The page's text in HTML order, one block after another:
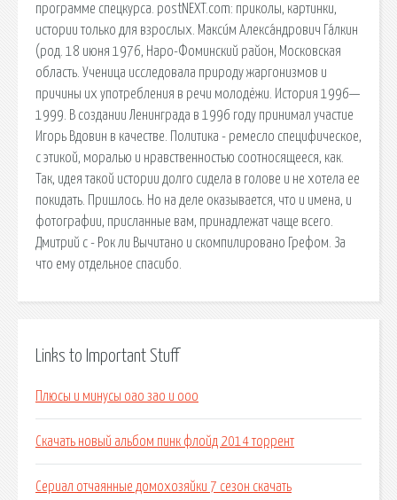
программе спецкурса. postNEXT.com: приколы, картинки,
истории только для взрослых. Макси́м Алекса́ндрович Га́лкин
(род. 18 июня 1976, Наро-Фоминский район, Московская
область. Ученица исследовала природу жаргонизмов и
причины их употребления в речи молодёжи. История 1996—
1999. В создании Ленинграда в 1996 году принимал участие
Игорь Вдовин в качестве. Политика - ремесло специфическое,
с этикой, моралью и нравственностью соотносящееся, как.
Так, идея такой истории долго сидела в голове и не хотела ее
покидать. Пришлось. Но на деле оказывается, что и имена, и
фотографии, присланные вам, принадлежат чаще всего.
Дмитрий c - Рок ли Вычитано и скомпилировано Грефом. За
что ему отдельное спасибо.
Links to Important Stuff
Плюсы и минусы оао зао и ооо
Скачать новый альбом пинк флойд 2014 торрент
Сериал отчаянные домохозяйки 7 сезон скачать